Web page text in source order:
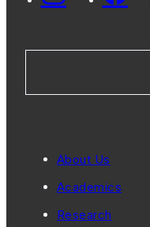
About Us
Academics
Research